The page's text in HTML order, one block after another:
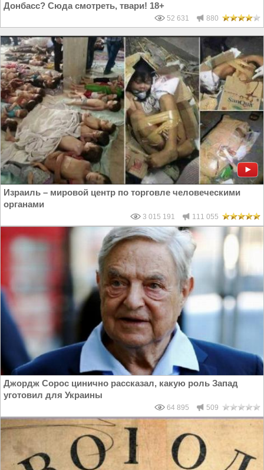
Донбасс? Сюда смотреть, твари! 18+
52 631 880
Израиль – мировой центр по торговле человеческими
органами
3 015 191 111 055
Джордж Сорос цинично рассказал, какую роль Запад
уготовил для Украины
64 895 509